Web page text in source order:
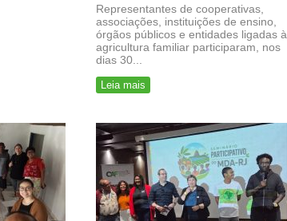
Representantes de cooperativas,
associações, instituições de ensino,
órgãos públicos e entidades ligadas à
agricultura familiar participaram, nos
dias 30...
Leia mais